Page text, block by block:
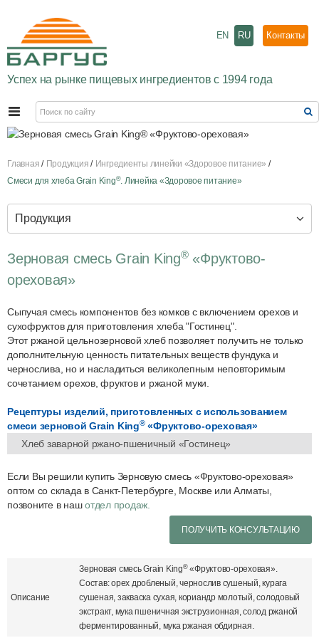
Успех на рынке пищевых ингредиентов с 1994 года
EN RU Контакты
Главная Продукция
Ингредиенты линейки «Здоровое питание»
Смеси для хлеба Grain King®. Линейка «Здоровое питание»
Продукция
Зерновая смесь Grain King®«Фруктово-
ореховая»
Сыпучая смесь компонентов без комков с включением орехов и
сухофруктов для приготовления хлеба "Гостинец".
Этот ржаной цельнозерновой хлеб позволяет получить не только
дополнительную ценность питательных веществ фундука и
чернослива, но и насладиться великолепным неповторимым
сочетанием орехов, фруктов и ржаной муки.
Рецептуры изделий, приготовленных с использованием
смеси зерновой Grain King®«Фруктово-ореховая»
Хлеб заварной ржано-пшеничный «Гостинец»
Если Вы решили купить Зерновую смесь «Фруктово-ореховая»
оптом со склада в Санкт-Петербурге, Москве или Алматы,
позвоните в нашотдел продаж.
ПОЛУЧИТЬ КОНСУЛЬТАЦИЮ
Описание
Зерновая смесь Grain King®«Фруктово-ореховая».
Состав: орех дробленый, чернослив сушеный, курага
сушеная, закваска сухая, кориандр молотый, солодовый
экстракт, мука пшеничная экструзионная, солод ржаной
ферментированный, мука ржаная обдирная.